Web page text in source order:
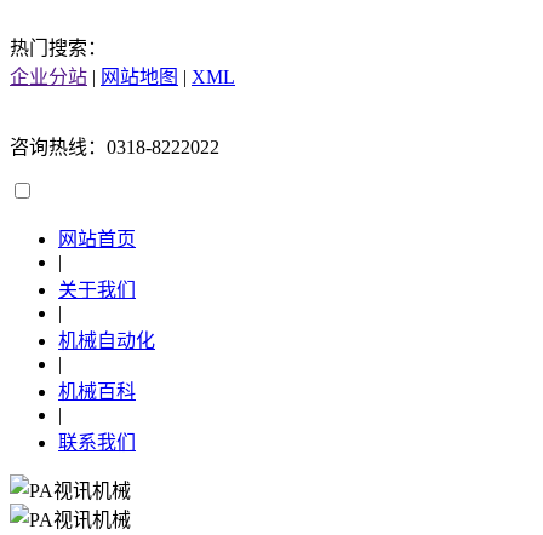
热门搜索：
企业分站 | 网站地图 | XML
咨询热线：0318-8222022
网站首页
|
关于我们
|
机械自动化
|
机械百科
|
联系我们